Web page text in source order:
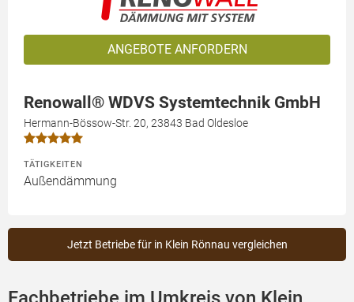
ANGEBOTE ANFORDERN
Renowall® WDVS Systemtechnik GmbH
Hermann-Bössow-Str. 20, 23843 Bad Oldesloe
TÄTIGKEITEN
Außendämmung
Jetzt Betriebe für in Klein Rönnau vergleichen